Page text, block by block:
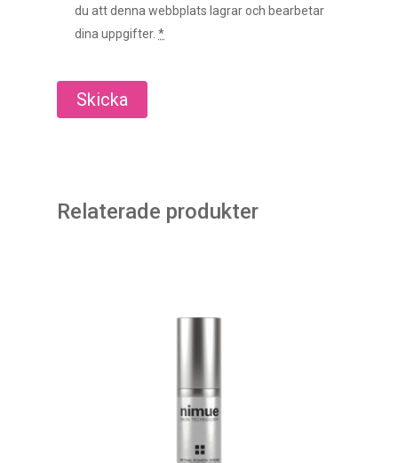
du att denna webbplats lagrar och bearbetar
dina uppgifter. *
Relaterade produkter